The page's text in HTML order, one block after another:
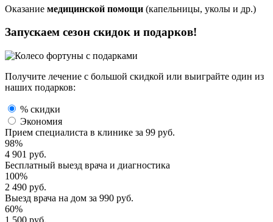
Оказание медицинской помощи (капельницы, уколы и др.)
Запускаем сезон скидок и подарков!
Получите лечение с большой скидкой или выиграйте один из
наших подарков:
% скидки
Экономия
Прием специалиста в клинике за 99 руб.
98%
4 901 руб.
Бесплатный выезд врача и диагностика
100%
2 490 руб.
Выезд врача на дом за 990 руб.
60%